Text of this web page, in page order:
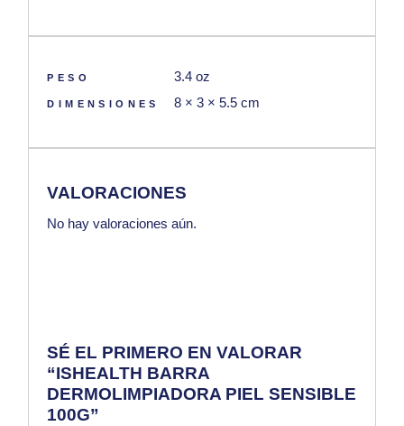
PESO 3.4 oz
DIMENSIONES 8 × 3 × 5.5 cm
VALORACIONES
No hay valoraciones aún.
SÉ EL PRIMERO EN VALORAR
“ISHEALTH BARRA
DERMOLIMPIADORA PIEL SENSIBLE
100G”